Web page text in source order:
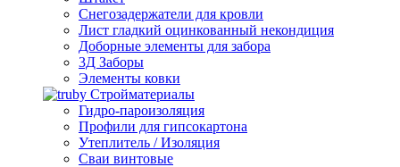
Снегозадержатели для кровли
Лист гладкий оцинкованный некондиция
Доборные элементы для забора
3Д Заборы
Элементы ковки
Стройматериалы
Гидро-пароизоляция
Профили для гипсокартона
Утеплитель / Изоляция
Сваи винтовые